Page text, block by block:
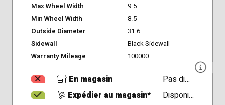
Max Wheel Width
9.5
Min Wheel Width
8.5
Outside Diameter
31.6
Sidewall
Black Sidewall
Warranty Mileage
100000
En magasin
Pas disponible
Expédier au magasin*
Disponible